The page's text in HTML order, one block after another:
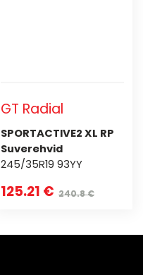
GT Radial
SPORTACTIVE2 XL RP
Suverehvid
245/35R19 93YY
125.21 € 240.8 €